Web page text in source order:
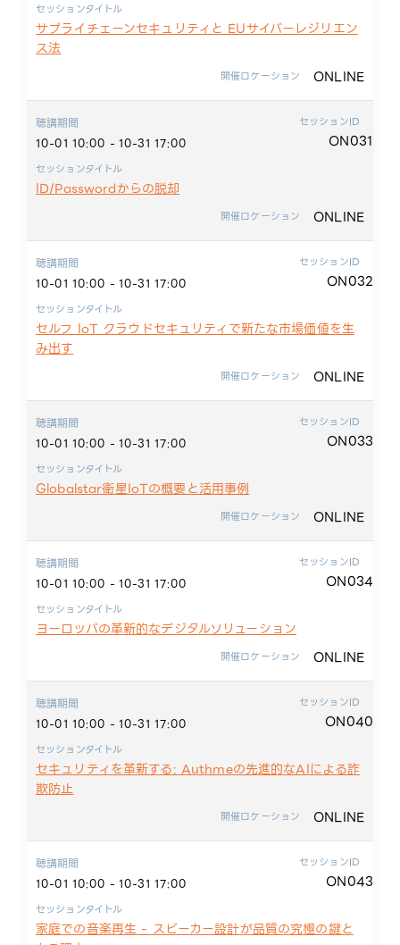
セッションタイトル
サプライチェーンセキュリティと EUサイバーレジリエン
ス法
開催ロケーション ONLINE
聴講期間
10-01 10:00 - 10-31 17:00
セッションID
ON031
セッションタイトル
ID/Passwordからの脱却
開催ロケーション ONLINE
聴講期間
10-01 10:00 - 10-31 17:00
セッションID
ON032
セッションタイトル
セルフ IoT クラウドセキュリティで新たな市場価値を生
み出す
開催ロケーション ONLINE
聴講期間
10-01 10:00 - 10-31 17:00
セッションID
ON033
セッションタイトル
Globalstar衛星IoTの概要と活用事例
開催ロケーション ONLINE
聴講期間
10-01 10:00 - 10-31 17:00
セッションID
ON034
セッションタイトル
ヨーロッパの革新的なデジタルソリューション
開催ロケーション ONLINE
聴講期間
10-01 10:00 - 10-31 17:00
セッションID
ON040
セッションタイトル
セキュリティを革新する: Authmeの先進的なAIによる詐
欺防止
開催ロケーション ONLINE
聴講期間
10-01 10:00 - 10-31 17:00
セッションID
ON043
セッションタイトル
家庭での音楽再生 - スピーカー設計が品質の究極の鍵と